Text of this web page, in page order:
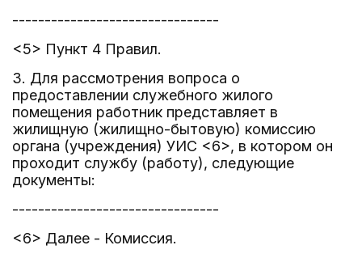
--------------------------------
<5> Пункт 4 Правил.
3. Для рассмотрения вопроса о
предоставлении служебного жилого
помещения работник представляет в
жилищную (жилищно-бытовую) комиссию
органа (учреждения) УИС <6>, в котором он
проходит службу (работу), следующие
документы:
--------------------------------
<6> Далее - Комиссия.